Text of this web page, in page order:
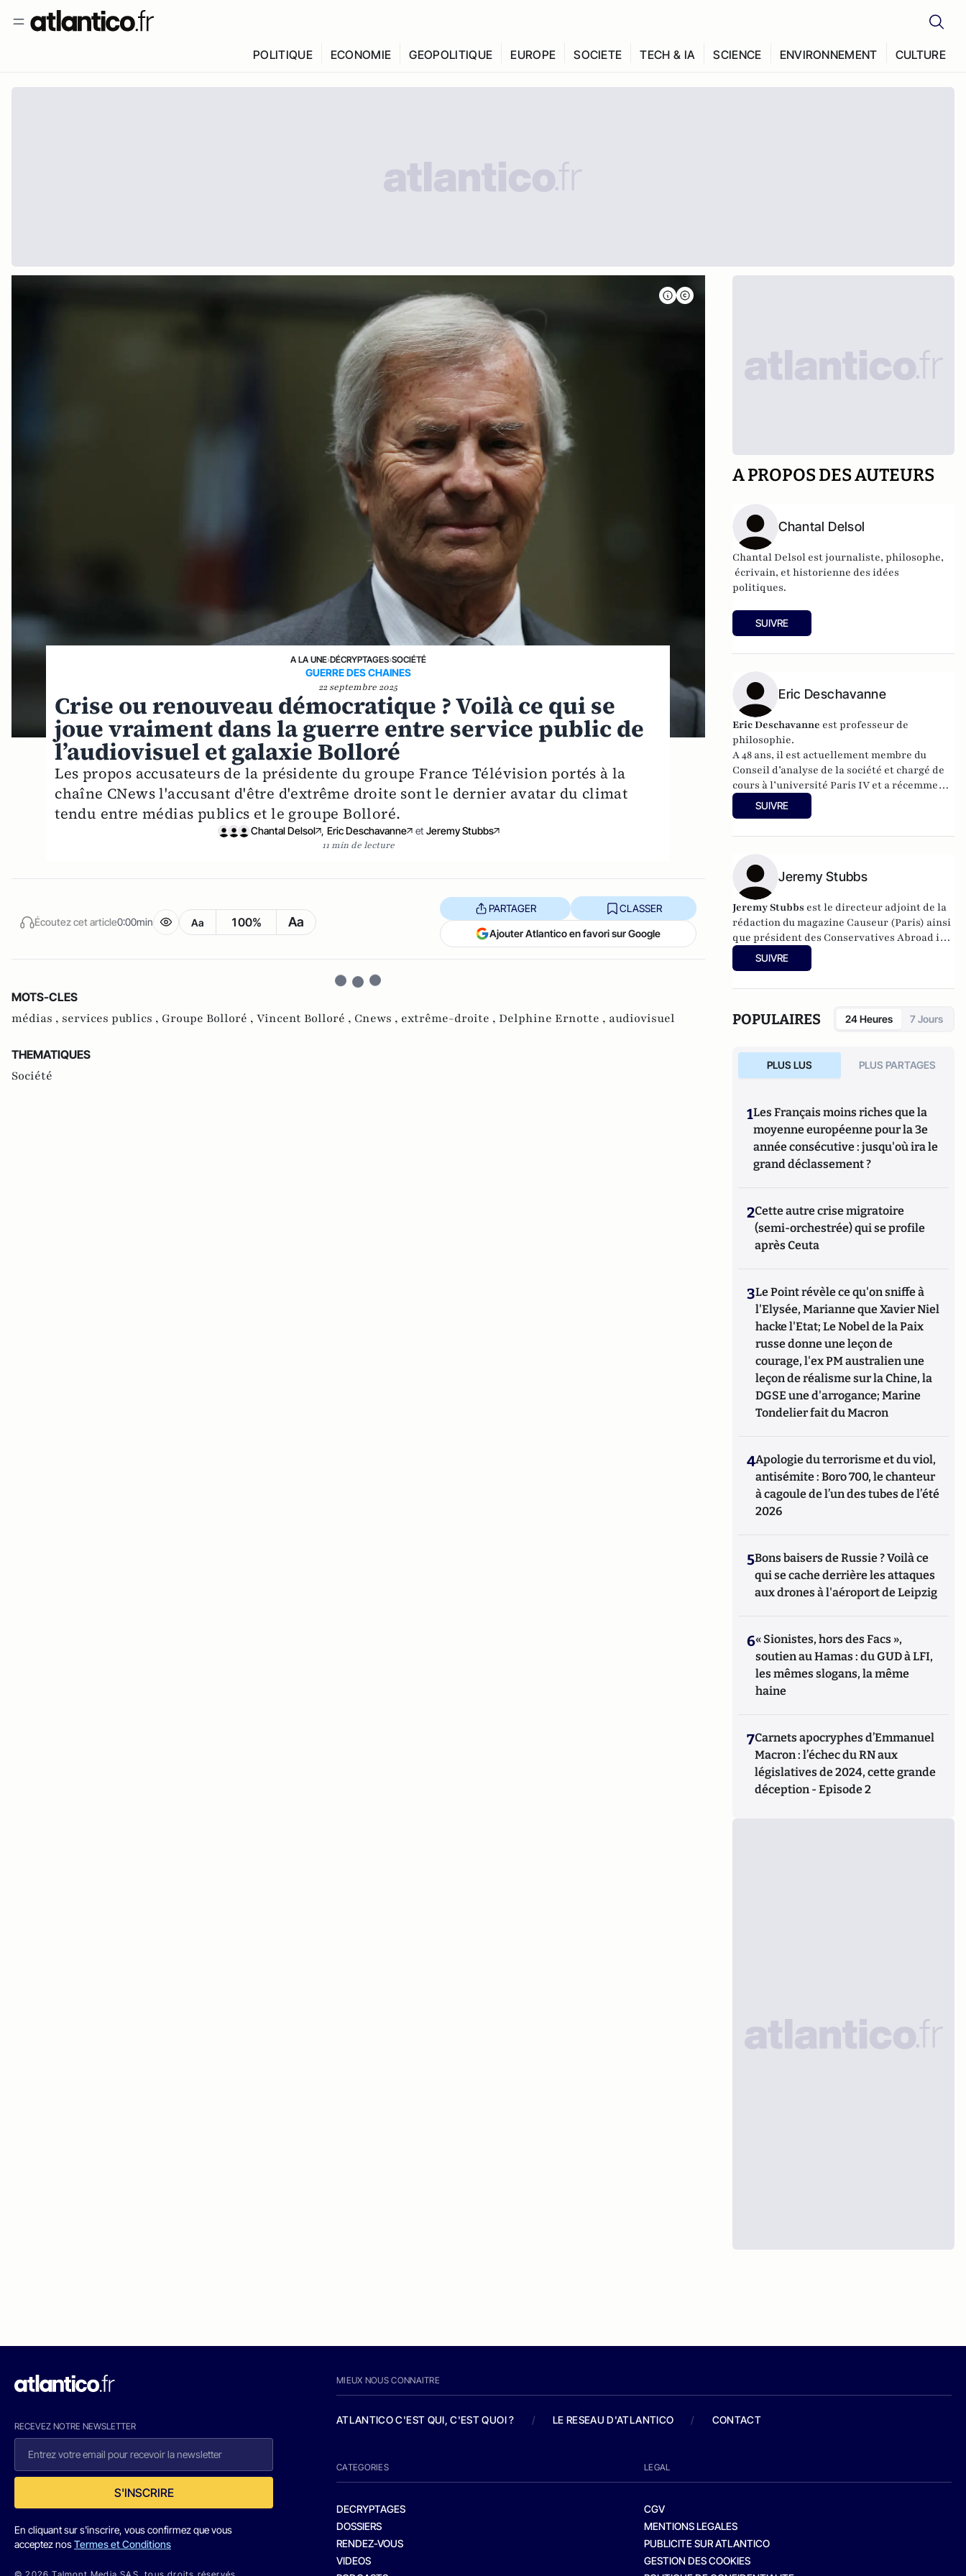
POLITIQUE ECONOMIE GEOPOLITIQUE EUROPE SOCIETE TECH & IA SCIENCE ENVIRONNEMENT CULTURE
A LA UNE›DÉCRYPTAGES›SOCIÉTÉ
GUERRE DES CHAINES
22 septembre 2025
Crise ou renouveau démocratique ? Voilà ce qui se
joue vraiment dans la guerre entre service public de
l’audiovisuel et galaxie Bolloré
Les propos accusateurs de la présidente du groupe France Télévision portés à la
chaîne CNews l'accusant d'être d'extrême droite sont le dernier avatar du climat
tendu entre médias publics et le groupe Bolloré.
Chantal Delsol , Eric Deschavanne et Jeremy Stubbs
11 min de lecture
Écoutez cet article0:00min Aa 100% Aa
PARTAGER CLASSER
Ajouter Atlantico en favori sur Google
MOTS-CLES
médias , services publics , Groupe Bolloré , Vincent Bolloré , Cnews , extrême-droite , Delphine Ernotte , audiovisuel
THEMATIQUES
Société
A PROPOS DES AUTEURS
Chantal Delsol
Chantal Delsol est journaliste, philosophe,
écrivain, et historienne des idées
politiques.
SUIVRE
Eric Deschavanne
Eric Deschavanne est professeur de
philosophie.
A 48 ans, il est actuellement membre du
Conseil d’analyse de la société et chargé de
cours à l’université Paris IV et a récemment
publiéLe deuxième
humanisme – Introduction à la pensée de
2007).
SUIVRE
Jeremy Stubbs
Jeremy Stubbs est le directeur adjoint de la
rédaction du magazine Causeur (Paris) ainsi
que président des Conservatives Abroad in
Paris (section française du Parti
conservateur britannique).
SUIVRE
POPULAIRES 24 Heures 7 Jours
PLUS LUS PLUS PARTAGES
1Les Français moins riches que la
moyenne européenne pour la 3e
année consécutive : jusqu'où ira le
grand déclassement ?
2Cette autre crise migratoire
(semi-orchestrée) qui se profile
après Ceuta
3Le Point révèle ce qu'on sniffe à
l'Elysée, Marianne que Xavier Niel
hacke l'Etat; Le Nobel de la Paix
russe donne une leçon de
courage, l'ex PM australien une
leçon de réalisme sur la Chine, la
DGSE une d'arrogance; Marine
Tondelier fait du Macron
4Apologie du terrorisme et du viol,
antisémite : Boro 700, le chanteur
à cagoule de l’un des tubes de l’été
2026
5Bons baisers de Russie ? Voilà ce
qui se cache derrière les attaques
aux drones à l'aéroport de Leipzig
6« Sionistes, hors des Facs »,
soutien au Hamas : du GUD à LFI,
les mêmes slogans, la même
haine
7Carnets apocryphes d’Emmanuel
Macron : l’échec du RN aux
législatives de 2024, cette grande
déception - Episode 2
RECEVEZ NOTRE NEWSLETTER
S'INSCRIRE
En cliquant sur s'inscrire, vous confirmez que vous
acceptez nosTermes et Conditions
MIEUX NOUS CONNAITRE
ATLANTICO C'EST QUI, C'EST QUOI ? / LE RESEAU D'ATLANTICO / CONTACT
CATEGORIES
DECRYPTAGES
DOSSIERS
RENDEZ-VOUS
VIDEOS
LEGAL
CGV
MENTIONS LEGALES
PUBLICITE SUR ATLANTICO
GESTION DES COOKIES